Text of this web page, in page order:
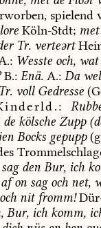
spielend
Köln-Stdt; met
Tr. verteərt
Wesste och, wat
B.: Enä. A.: Da
Tr. vollGedresse
de kölsche Zupp
Bocks gepupp
sagden Bur, ich
on sagoch net,
och nitfromm!
Bur, ich komm,